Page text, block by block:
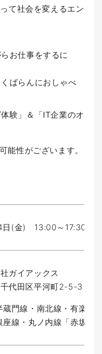
て社会を変えるエン
お仕事をするに
んにおしゃべ
験」＆「IT企業のオ
能性がございます。
日(金) 13:00～17:30（
ガイアックス
千代田区平河町2-5-3
門線・南北線・有楽町
座線・丸ノ内線「赤坂見